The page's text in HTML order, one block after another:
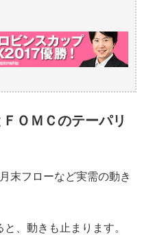
ＯＭＣのテーパリ
末フローなど実需の動き
、動きも止まります。